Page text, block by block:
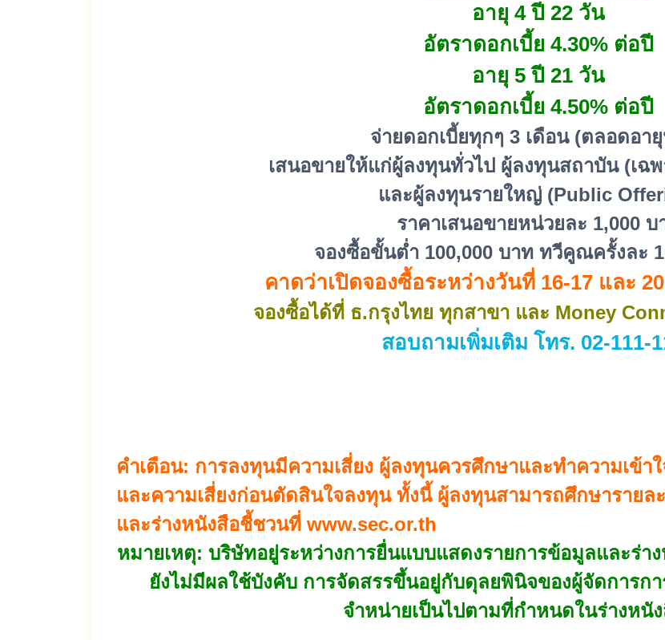
อายุ 4 ปี 22 วัน
อัตราดอกเบี้ย 4.30% ต่อปี
อายุ 5 ปี 21 วัน
อัตราดอกเบี้ย 4.50% ต่อปี
จ่ายดอกเบี้ยทุกๆ 3 เดือน (ตลอดอา
เสนอขายให้แก่ผู้ลงทุนทั่วไป ผู้ลงทุนสถาบัน (เฉ
และผู้ลงทุนรายใหญ่ (Public
ราคาเสนอขายหน่วยละ 1,000 บ
จองซื้อขั้นต่ำ 100,000 บาท ทวีคูณครั้งละ
คาดว่าเปิดจองซื้อระหว่างวันที่ 16-17 และ
จองซื้อได้ที่ ธ.กรุงไทย ทุกสาขา และ Money
สอบถามเพิ่มเติม โทร. 02-111-
คำเตือน: การลงทุนมีความเสี่ยง ผู้ลงทุนควรศึกษาและทำความเข้
และความเสี่ยงก่อนตัดสินใจลงทุน ทั้งนี้ ผู้ลงทุนสามารถศึกษารายล
และร่างหนังสือชี้ชวนที่ www.sec.or.th
หมายเหตุ: บริษัทอยู่ระหว่างการยื่นแบบแสดงรายการข้อมูลและร่
ยังไม่มีผลใช้บังคับ การจัดสรรขึ้นอยู่กับดุลยพินิจของผู้จัดการก
จำหน่ายเป็นไปตามที่กำหนดในร่างหนั